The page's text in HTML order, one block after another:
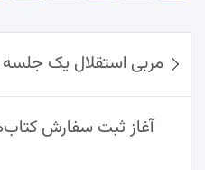
ok
Ap
p
Lin
k
l
نوشته‌ها
مربی استقلال یک
آغاز ثبت سفارش